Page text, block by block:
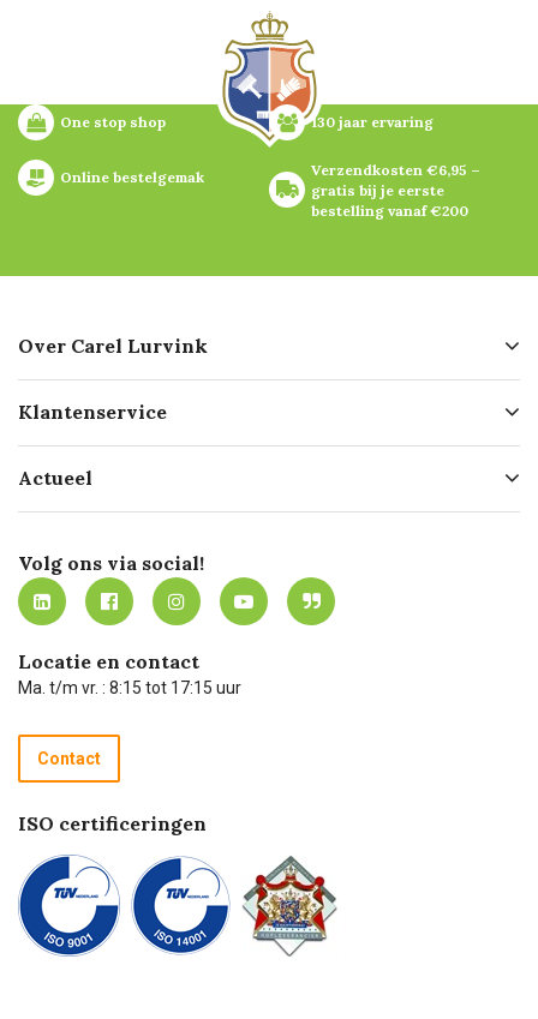
One stop shop 130 jaar ervaring
Online bestelgemak
Verzendkosten €6,95 –
gratis bij je eerste
bestelling vanaf €200
Over Carel Lurvink
Geschiedenis
Missie
Werken bij Carel Lurvink
MVO
Klantenservice
Bezorgen
Mijn Carel Lurvink
Mijn Carel Lurvink instructievideo's
Carel Lurvink App
Hulp op afstand
Technische dienst
Recycle programma
Betalen
Actueel
Innovation LAB
Tevreden klanten
Carel Lurvink Blog
Carel de podcast
Volg ons via social!
Locatie en contact
Ma. t/m vr. : 8:15 tot 17:15 uur
Contact
ISO certificeringen